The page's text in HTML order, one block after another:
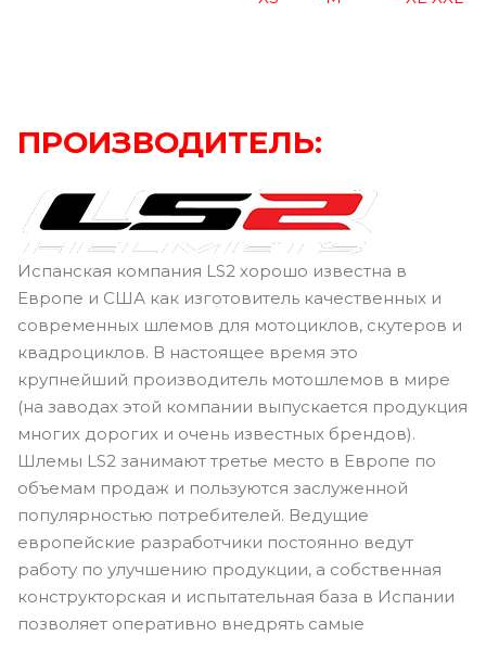
ПРОИЗВОДИТЕЛЬ:
Испанская компания LS2 хорошо известна в
Европе и США как изготовитель качественных и
современных шлемов для мотоциклов, скутеров и
квадроциклов. В настоящее время это
крупнейший производитель мотошлемов в мире
(на заводах этой компании выпускается продукция
многих дорогих и очень известных брендов).
Шлемы LS2 занимают третье место в Европе по
объемам продаж и пользуются заслуженной
популярностью потребителей. Ведущие
европейские разработчики постоянно ведут
работу по улучшению продукции, а собственная
конструкторская и испытательная база в Испании
позволяет оперативно внедрять самые